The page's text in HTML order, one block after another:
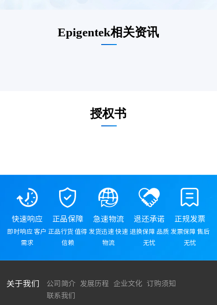
Epigentek相关资讯
授权书
快速响应
即时响应 客户
需求
正品保障
正品行货 值得
信赖
急速物流
发货迅速 快速
物流
退还承诺
退换保障 品质
无忧
正规发票
发票保障 售后
无忧
关于我们 公司简介 发展历程 企业文化
订购须知
联系我们